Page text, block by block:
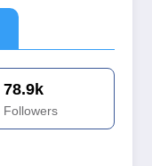
78.9k
Followers